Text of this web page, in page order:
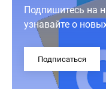
Подпишитесь на
узнавайте о
Подписаться